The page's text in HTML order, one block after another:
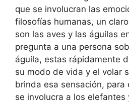
que se involucran las
filosofías humanas, un
son las aves y las águilas
pregunta a una persona
águila, estas rápidamente
su modo de vida y el volar
brinda esa sensación, para
se involucra a los elefantes